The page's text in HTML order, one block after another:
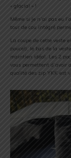
« glacial » !
Même si je n’ai pas eu
tour de cou intégré
La coupe de cette veste
pouce!), le bas de la
maintien idéal. Les 2
vous permettent d’avoir
qualité des zip YKK est